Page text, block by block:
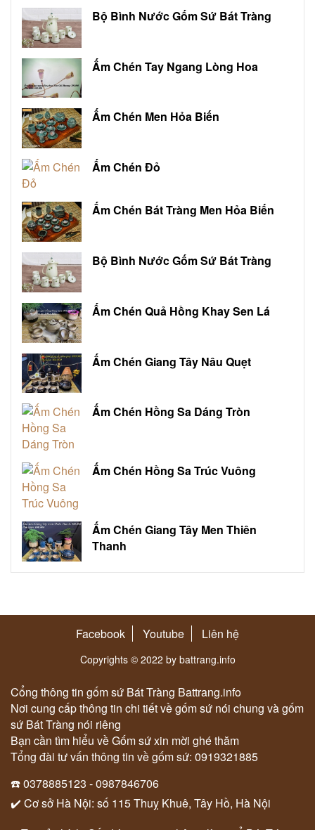
Bộ Bình Nước Gốm Sứ Bát Tràng
Ấm Chén Tay Ngang Lòng Hoa
Ấm Chén Men Hỏa Biến
Ấm Chén Đỏ
Ấm Chén Bát Tràng Men Hỏa Biến
Bộ Bình Nước Gốm Sứ Bát Tràng
Ấm Chén Quả Hồng Khay Sen Lá
Ấm Chén Giang Tây Nâu Quẹt
Ấm Chén Hồng Sa Dáng Tròn
Ấm Chén Hồng Sa Trúc Vuông
Ấm Chén Giang Tây Men Thiên
Thanh
Facebook Youtube Liên hệ
Copyrights © 2022 by battrang.info
Cổng thông tin gốm sứ Bát Tràng Battrang.info
Nơi cung cấp thông tin chi tiết về gốm sứ nói chung và gốm
sứ Bát Tràng nói riêng
Bạn cần tìm hiểu về Gốm sứ xin mời ghé thăm
Tổng đài tư vấn thông tin về gốm sứ: 0919321885
☎️ 0378885123 - 0987846706
✔️ Cơ sở Hà Nội: số 115 Thuỵ Khuê, Tây Hồ, Hà Nội